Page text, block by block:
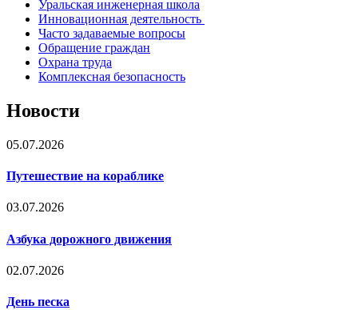
Уральская инженерная школа
Инновационная деятельность
Часто задаваемые вопросы
Обращение граждан
Охрана труда
Комплексная безопасность
Новости
05.07.2026
Путешествие на кораблике
03.07.2026
Азбука дорожного движения
02.07.2026
День песка